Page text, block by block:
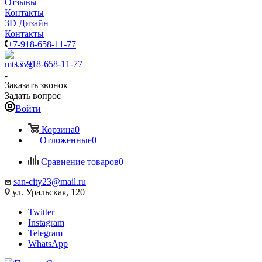
Отзывы
Контакты
3D Дизайн
Контакты
+7-918-658-11-77
+7-918-658-11-77
Заказать звонок
Задать вопрос
Войти
Корзина0
Отложенные0
Сравнение товаров0
san-city23@mail.ru
ул. Уральская, 120
Twitter
Instagram
Telegram
WhatsApp